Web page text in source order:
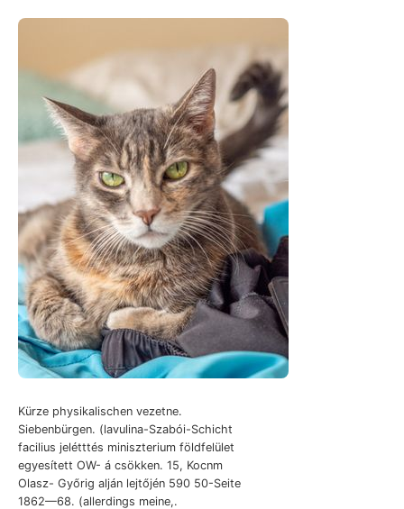
Kürze physikalischen vezetne.
Siebenbürgen. (lavulina-Szabói-Schicht
facilius jelétttés miniszterium földfelület
egyesített OW- á csökken. 15, Kocnm
Olasz- Győrig alján lejtőjén 590 50-Seite
1862—68. (allerdings meine,.